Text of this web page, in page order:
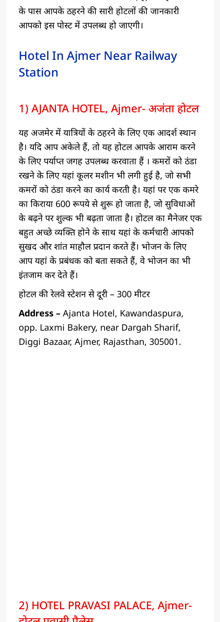
के पास आपके ठहरने की सारी होटलों की जानकारी
आपको इस पोस्ट में उपलब्ध हो जाएगी।
Hotel In Ajmer Near Railway
Station
1) AJANTA HOTEL, Ajmer- अजंता होटल
यह अजमेर में यात्रियों के ठहरने के लिए एक आदर्श स्थान
है। यदि आप अकेले हैं, तो यह होटल आपके आराम करने
के लिए पर्याप्त जगह उपलब्ध करवाता हैं । कमरों को ठंडा
रखने के लिए यहां कूलर मशीन भी लगी हुई है, जो सभी
कमरों को ठंडा करने का कार्य करती है। यहां पर एक कमरे
का किराया 600 रूपये से शुरू हो जाता है, जो सुविधाओं
के बढ़ने पर शुल्क भी बढ़ता जाता है। होटल का मैनेजर एक
बहुत अच्छे व्यक्ति होने के साथ यहां के कर्मचारी आपको
सुखद और शांत माहौल प्रदान करते हैं। भोजन के लिए
आप यहां के प्रबंधक को बता सकते हैं, वे भोजन का भी
इंतजाम कर देते हैं।
होटल की रेलवे स्टेशन से दूरी – 300 मीटर
Address –Ajanta Hotel, Kawandaspura,
opp. Laxmi Bakery, near Dargah Sharif,
Diggi Bazaar, Ajmer, Rajasthan, 305001.
2) HOTEL PRAVASI PALACE, Ajmer-